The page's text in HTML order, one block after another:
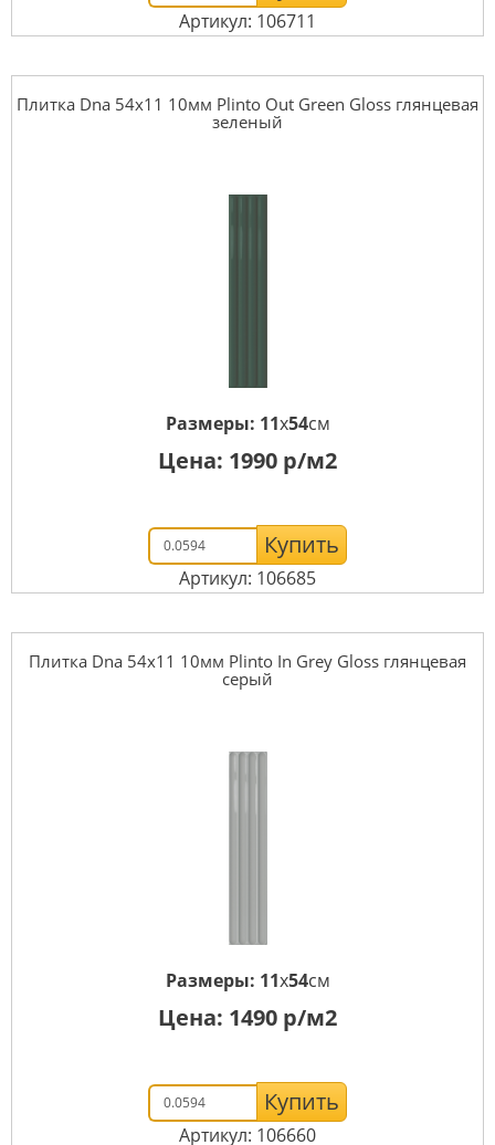
Артикул: 106711
Плитка Dna 54x11 10мм Plinto Out Green Gloss глянцевая
зеленый
Размеры: 11x54см
Цена: 1990 р/м2
Купить
Артикул: 106685
Плитка Dna 54x11 10мм Plinto In Grey Gloss глянцевая
серый
Размеры: 11x54см
Цена: 1490 р/м2
Купить
Артикул: 106660